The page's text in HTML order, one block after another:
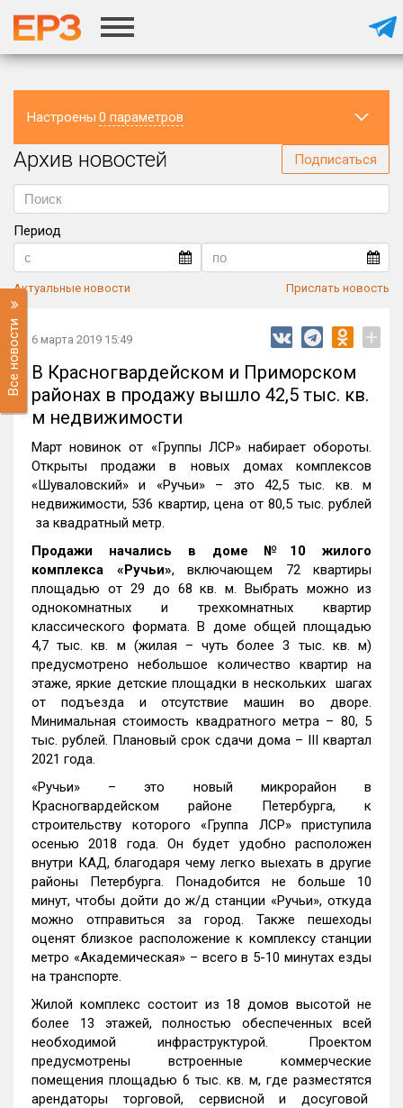
Настроены 0 параметров
Регион
Архив новостей Подписаться
Период
Актуальные новости Прислать новость
Все новости 6 марта 2019 15:49 +
В Красногвардейском и Приморском
районах в продажу вышло 42,5 тыс. кв.
м недвижимости
Март новинок от «Группы ЛСР» набирает обороты.
Открыты продажи в новых домах комплексов
«Шуваловский» и «Ручьи» – это 42,5 тыс. кв. м
недвижимости, 536 квартир, цена от 80,5 тыс. рублей
за квадратный метр.
Продажи начались
в доме №10 жилого
комплекса «Ручьи», включающем 72 квартиры
площадью от 29 до 68 кв. м. Выбрать можно из
однокомнатных и трехкомнатных квартир
классического формата. В доме общей площадью
4,7 тыс. кв. м (жилая – чуть более 3 тыс. кв. м)
предусмотрено небольшое количество квартир на
этаже, яркие детские площадки в нескольких шагах
от подъезда и отсутствие машин во дворе.
Минимальная стоимость квадратного метра – 80, 5
тыс. рублей. Плановый срок сдачи дома – III квартал
2021 года.
«Ручьи» – это новый микрорайон в
Красногвардейском районе Петербурга, к
строительству которого «Группа ЛСР» приступила
осенью 2018 года. Он будет удобно расположен
внутри КАД, благодаря чему легко выехать в другие
районы Петербурга. Понадобится не больше 10
минут, чтобы дойти до ж/д станции «Ручьи», откуда
можно отправиться за город. Также пешеходы
оценят близкое расположение к комплексу станции
метро «Академическая» – всего в 5-10 минутах езды
на транспорте.
Жилой комплекс состоит из 18 домов высотой не
более 13 этажей, полностью обеспеченных всей
необходимой инфраструктурой. Проектом
предусмотрены встроенные коммерческие
помещения площадью 6 тыс. кв. м, где разместятся
арендаторы торговой, сервисной и досуговой